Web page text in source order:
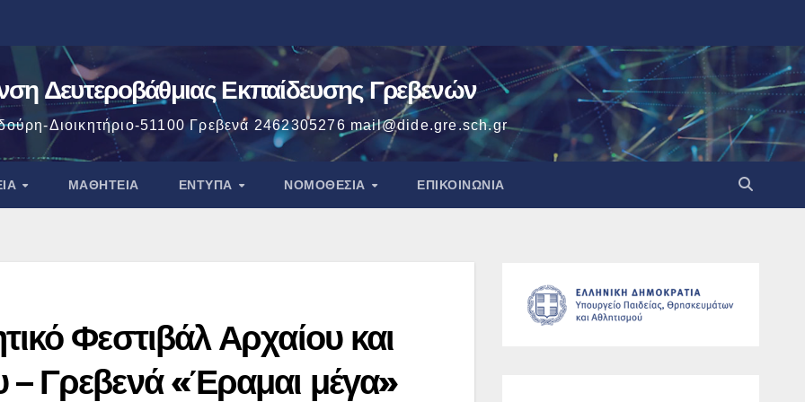
Δευτεροβάθμιας Εκπαίδευσης Γρεβενών
Διοικητήριο-51100 Γρεβενά 2462305276 mail@dide.gre.sch.gr
ΜΑΘΗΤΕΊΑ ΈΝΤΥΠΑ ΝΟΜΟΘΕΣΙΑ ΕΠΙΚΟΙΝΩΝΙΑ
Φεστιβάλ Αρχαίου και
Γρεβενά «Έραμαι μέγα»